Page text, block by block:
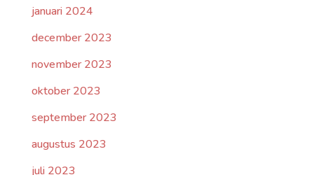
januari 2024
december 2023
november 2023
oktober 2023
september 2023
augustus 2023
juli 2023